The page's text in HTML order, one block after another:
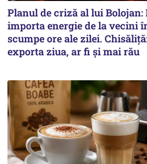
Planul de criză al lui Bolojan:
importa energie de la vecini
scumpe ore ale zilei.
exporta ziua, ar fi și mai rău